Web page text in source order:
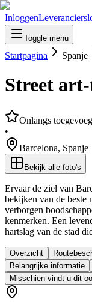
Inloggen
Toggle menu
Startpagina Spanje
Street
Onlangs
•
Barcelona, Spanje
Bekijk alle foto's
Ervaar de ziel van
bekijken van de beste
verborgen
kenmerken. Een
hartslag van de stad
Overzicht
Belangrijke informatie
Misschien vindt u dit